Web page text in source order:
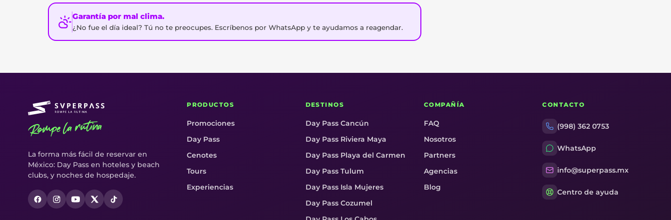
Garantía por mal clima.
¿No fue el día ideal? Tú no te preocupes. Escríbenos por WhatsApp y te ayudamos a reagendar.
Rompe la rutina
La forma más fácil de reservar en
México: Day Pass en hoteles y beach
clubs, y noches de hospedaje.
PRODUCTOS
Promociones
Day Pass
Cenotes
Tours
Experiencias
DESTINOS
Day Pass Cancún
Day Pass Riviera Maya
Day Pass Playa del Carmen
Day Pass Tulum
Day Pass Isla Mujeres
Day Pass Cozumel
COMPAÑÍA
FAQ
Nosotros
Partners
Agencias
Blog
CONTACTO
(998) 362 0753
WhatsApp
info@superpass.mx
Centro de ayuda